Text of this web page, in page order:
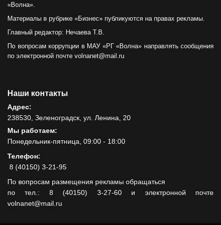
«Волна».
Материалы в рубрике «Бизнес» публикуются на правах рекламы.
Главный редактор: Нечаева Т.В.
По вопросам коррупции в МАУ «РГ «Волна» направлять сообщения
по электронной почте volnanet@mail.ru
Наши контакты
Адрес:
238530, Зеленоградск, ул. Ленина, 20
Мы работаем:
Понедельник-пятница, 09:00 - 18:00
Телефон:
8 (40150) 3-21-95
По вопросам размещения рекламы обращаться
по тел.: 8 (40150) 3-27-60 и электронной почте
volnanet@mail.ru